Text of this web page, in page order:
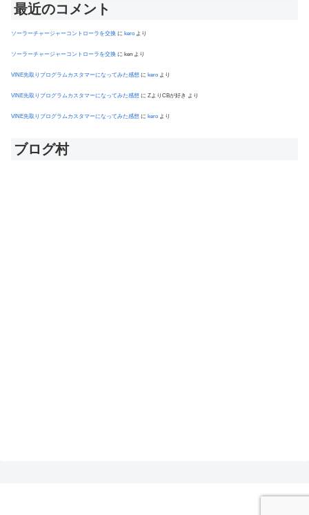
最近のコメント
ソーラーチャージャーコントローラを交換 に kero より
ソーラーチャージャーコントローラを交換 に ken より
VINE先取りプログラムカスタマーになってみた感想 に kero より
VINE先取りプログラムカスタマーになってみた感想 に ZよりCBが好き より
VINE先取りプログラムカスタマーになってみた感想 に kero より
ブログ村